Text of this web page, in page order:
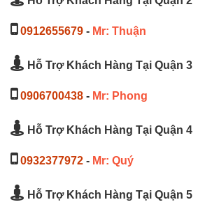
0912655679 - Mr: Thuận
Hỗ Trợ Khách Hàng Tại Quận 3
0906700438 - Mr: Phong
Hỗ Trợ Khách Hàng Tại Quận 4
0932377972 - Mr: Quý
Hỗ Trợ Khách Hàng Tại Quận 5